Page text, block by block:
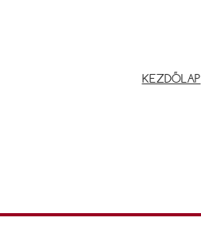
KEZDŐLAP